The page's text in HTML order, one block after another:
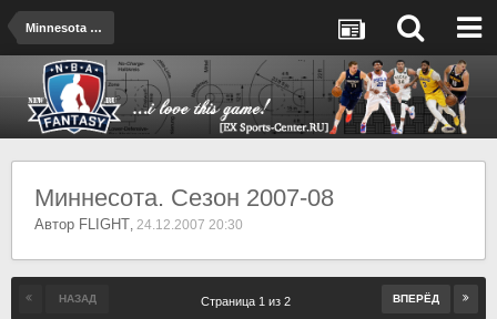
Minnesota Timberwolves
Миннесота. Сезон 2007-08
Автор FLIGHT, 24.12.2007 20:30
НАЗАД ВПЕРЁД
Страница 1 из 2